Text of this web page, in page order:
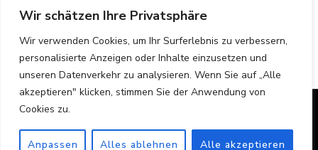
Wir schätzen Ihre Privatsphäre
Wir verwenden Cookies, um Ihr Surferlebnis zu verbessern,
personalisierte Anzeigen oder Inhalte einzusetzen und
unseren Datenverkehr zu analysieren. Wenn Sie auf „Alle
akzeptieren" klicken, stimmen Sie der Anwendung von
Cookies zu.
Anpassen Alles ablehnen Alle akzeptieren
© Copyright 2026
Alle Rechte vorbehalten.Blossom Recipe | Entwickelt